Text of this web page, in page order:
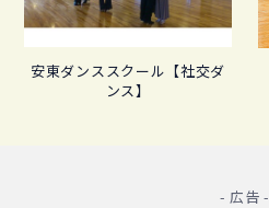
- 広告 -
安東ダンススクール【社交ダ
ンス】